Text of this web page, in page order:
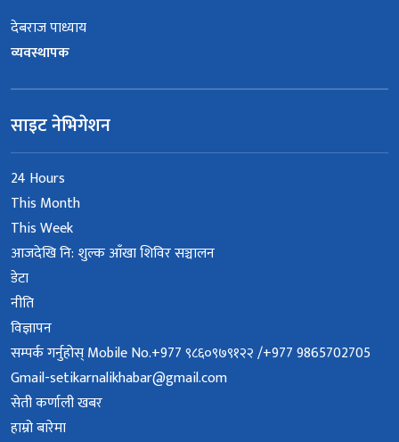
देबराज पाध्याय
व्यवस्थापक
साइट नेभिगेशन
24 Hours
This Month
This Week
आजदेखि नि: शुल्क आँखा शिविर सञ्चालन
डेटा
नीति
विज्ञापन
सम्पर्क गर्नुहोस् Mobile No.+977 ९८६०९७९१२२ /+977 9865702705
Gmail-setikarnalikhabar@gmail.com
सेती कर्णाली खबर
हाम्रो बारेमा